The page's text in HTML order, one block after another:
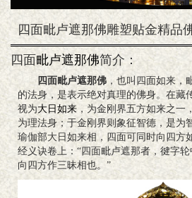
四面毗卢遮那佛雕塑贴金精品
四面毗卢遮那佛简介：
四面毗卢遮那佛 ，也叫四面如来，
的法身，是表示绝对真理的佛身。在藏
视为大日如来 ，为金刚界五方如来之一
为理法身；于金刚界则象征智德，是为
瑜伽部大日如来相，四面可同时向四方
经义诀卷上：“四面毗卢遮那者，徤字轮
向四方作三昧相也。”